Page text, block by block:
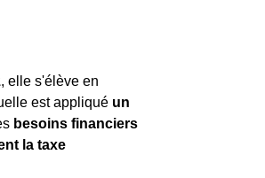
, elle s'élève en
est appliqué un
besoins financiers
la taxe